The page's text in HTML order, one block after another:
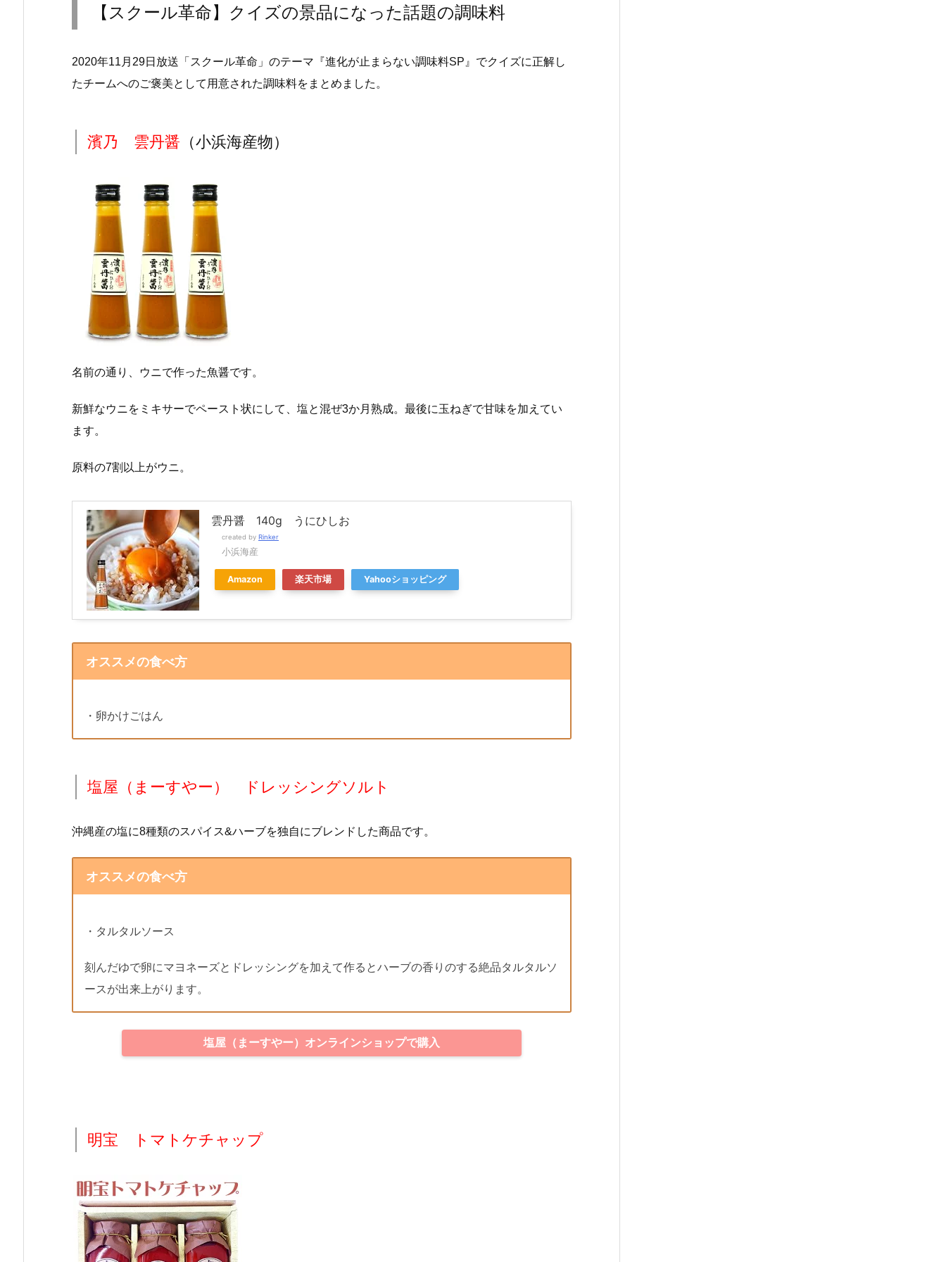
【スクール革命】クイズの景品になった話題の調味料
2020年11月29日放送「スクール革命」のテーマ『進化が止まらない調味料SP』でクイズに正解し
たチームへのご褒美として用意された調味料をまとめました。
濱乃 雲丹醤 （小浜海産物）
名前の通り、ウニで作った魚醤です。
新鮮なウニをミキサーでペースト状にして、塩と混ぜ3か月熟成。最後に玉ねぎで甘味を加えてい
ます。
原料の7割以上がウニ。
雲丹醤 140g うにひしお
created by Rinker
小浜海産
Amazon 楽天市場 Yahooショッピング
オススメの食べ方
・卵かけごはん
塩屋（まーすやー） ドレッシングソルト
沖縄産の塩に8種類のスパイス&ハーブを独自にブレンドした商品です。
オススメの食べ方
・タルタルソース
刻んだゆで卵にマヨネーズとドレッシングを加えて作るとハーブの香りのする絶品タルタルソ
ースが出来上がります。
塩屋（まーすやー）オンラインショップで購入
明宝 トマトケチャップ